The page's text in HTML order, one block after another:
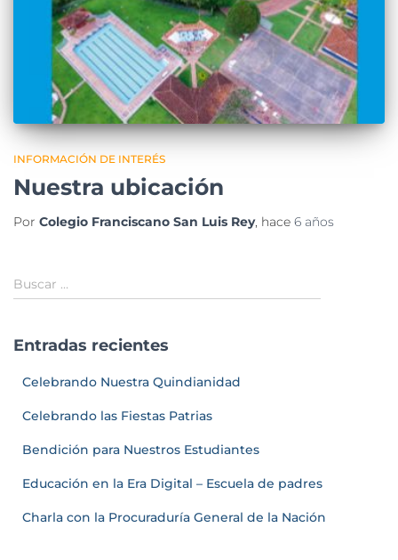
INFORMACIÓN DE INTERÉS
Nuestra ubicación
Por Colegio Franciscano San Luis Rey, hace 6 años
Buscar …
Entradas recientes
Celebrando Nuestra Quindianidad
Celebrando las Fiestas Patrias
Bendición para Nuestros Estudiantes
Educación en la Era Digital – Escuela de padres
Charla con la Procuraduría General de la Nación